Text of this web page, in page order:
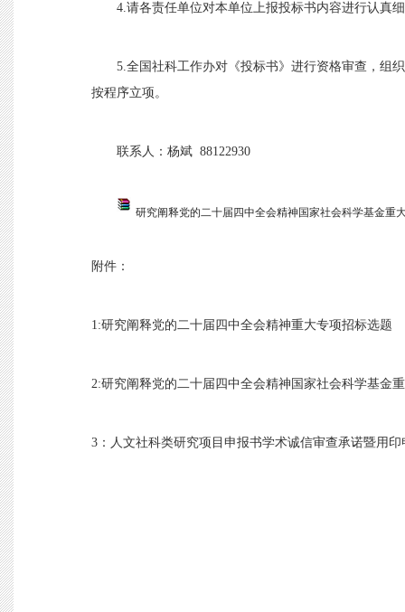
4.请各责任单位对本单位上报投标书内容进行认真
5.全国社科工作办对《投标书》进行资格审查，组
按程序立项。
联系人：杨斌 88122930
研究阐释党的二十届四中全会精神国家社会科学基金重
附件：
1:研究阐释党的二十届四中全会精神重大专项招标选题
2:研究阐释党的二十届四中全会精神国家社会科学基金
3：人文社科类研究项目申报书学术诚信审查承诺暨用印